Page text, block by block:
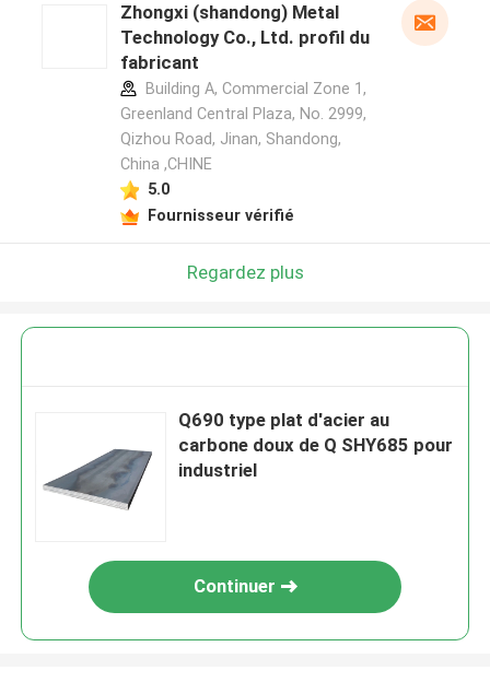
Zhongxi (shandong) Metal
Technology Co., Ltd. profil du
fabricant
Building A, Commercial Zone 1,
Greenland Central Plaza, No. 2999,
Qizhou Road, Jinan, Shandong,
China ,CHINE
5.0
Fournisseur vérifié
Regardez plus
Q690 type plat d'acier au
carbone doux de Q SHY685 pour
industriel
Continuer